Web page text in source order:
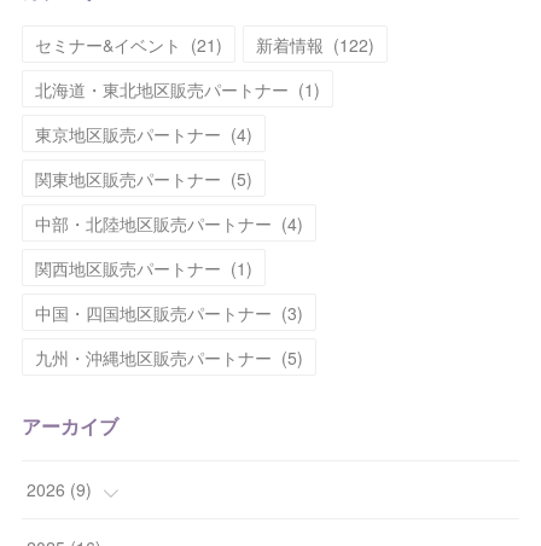
セミナー&イベント (21) 新着情報 (122)
北海道・東北地区販売パートナー (1)
東京地区販売パートナー (4)
関東地区販売パートナー (5)
中部・北陸地区販売パートナー (4)
関西地区販売パートナー (1)
中国・四国地区販売パートナー (3)
九州・沖縄地区販売パートナー (5)
アーカイブ
2026 (9)